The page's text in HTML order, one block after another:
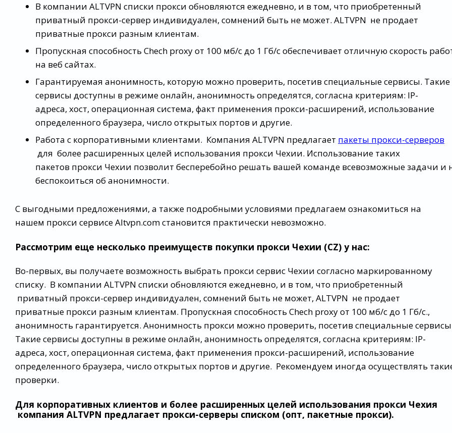
В компании ALTVPN списки прокси обновляются ежедневно, и в том, что приобретенный
приватный прокси-сервер индивидуален, сомнений быть не может. ALTVPN не продает
приватные прокси разным клиентам.
Пропускная способность Chech proxy от 100 мб/с до 1 Гб/с обеспечивает отличную скорость
на веб сайтах.
Гарантируемая анонимность, которую можно проверить, посетив специальные сервисы. Такие
сервисы доступны в режиме онлайн, анонимность определятся, согласна критериям: IP-
адреса, хост, операционная система, факт применения прокси-расширений, использование
определенного браузера, число открытых портов и другие.
Работа с корпоративными клиентами. Компания ALTVPN предлагает пакеты прокси-серверов
для более расширенных целей использования прокси Чехии. Использование таких
пакетов прокси Чехии позволит бесперебойно решать вашей команде всевозможные задачи и
беспокоиться об анонимности.
С выгодными предложениями, а также подробными условиями предлагаем ознакомиться на
нашем прокси сервисе Аltvpn.com становится практически невозможно.
Рассмотрим еще несколько преимуществ покупки прокси Чехии (CZ) у нас:
Во-первых, вы получаете возможность выбрать прокси сервис Чехии согласно маркированному
списку. В компании ALTVPN списки обновляются ежедневно, и в том, что приобретенный
приватный прокси-сервер индивидуален, сомнений быть не может, ALTVPN не продает
приватные прокси разным клиентам. Пропускная способность Chech proxy от 100 мб/с до 1 Гб/с.,
анонимность гарантируется. Анонимность прокси можно проверить, посетив специальные
Такие сервисы доступны в режиме онлайн, анонимность определятся, согласна критериям: IP-
адреса, хост, операционная система, факт применения прокси-расширений, использование
определенного браузера, число открытых портов и другие. Рекомендуем иногда осуществлять
проверки.
Для корпоративных клиентов и более расширенных целей использования прокси Чехия
компания ALTVPN предлагает прокси-серверы списком (опт, пакетные прокси).